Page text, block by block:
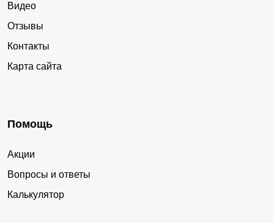
Видео
Отзывы
Контакты
Карта сайта
Помощь
Акции
Вопросы и ответы
Калькулятор